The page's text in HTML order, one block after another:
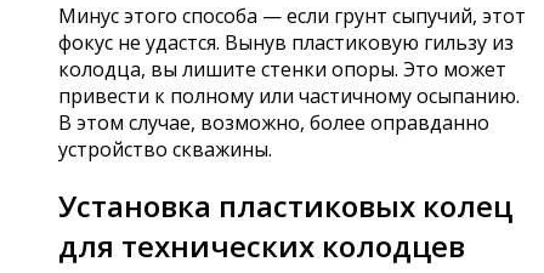
Минус этого способа — если грунт сыпучий, этот
фокус не удастся. Вынув пластиковую гильзу из
колодца, вы лишите стенки опоры. Это может
привести к полному или частичному осыпанию.
В этом случае, возможно, более оправданно
устройство скважины.
Установка пластиковых колец
для технических колодцев